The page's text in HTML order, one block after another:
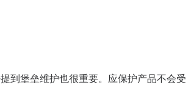
到堡垒维护也很重要。应保护产品不会受